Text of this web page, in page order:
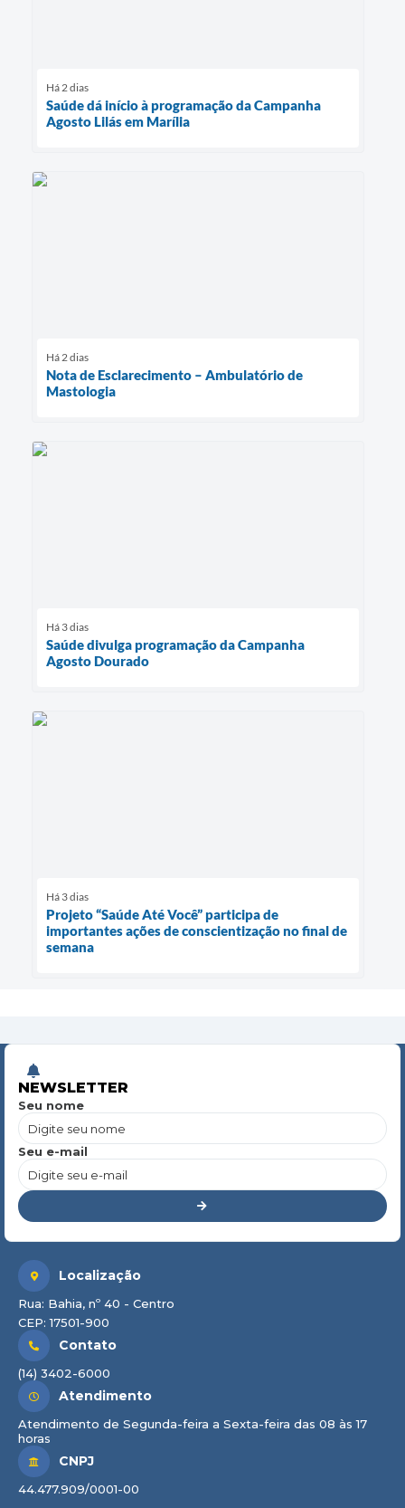
Há 2 dias
Saúde dá início à programação da Campanha
Agosto Lilás em Marília
Há 2 dias
Nota de Esclarecimento – Ambulatório de
Mastologia
Há 3 dias
Saúde divulga programação da Campanha
Agosto Dourado
Há 3 dias
Projeto “Saúde Até Você” participa de
importantes ações de conscientização no final de
semana
NEWSLETTER
Seu nome
Seu e-mail
Localização
Rua: Bahia, nº 40 - Centro
CEP: 17501-900
Contato
(14) 3402-6000
Atendimento
Atendimento de Segunda-feira a Sexta-feira das 08 às 17
horas
CNPJ
44.477.909/0001-00